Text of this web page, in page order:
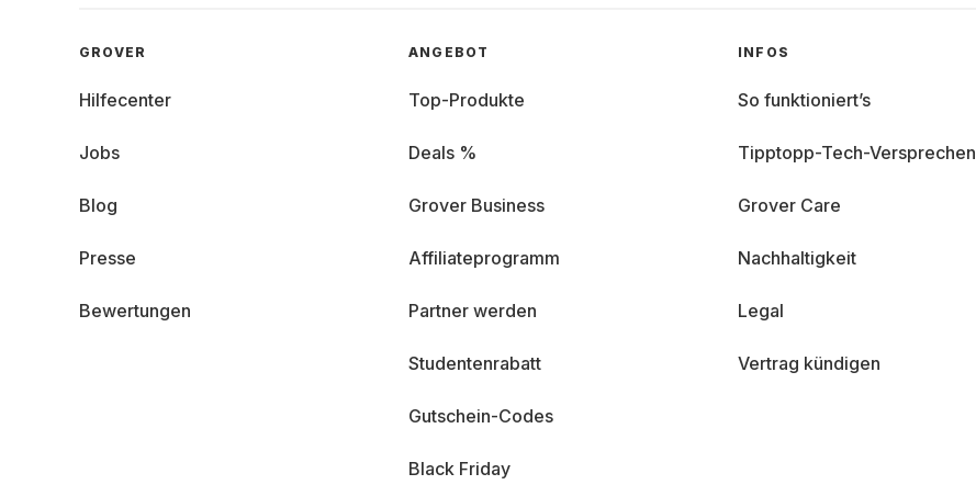
GROVER
Hilfecenter
Jobs
Blog
Presse
Bewertungen
ANGEBOT
Top-Produkte
Deals %
Grover Business
Affiliateprogramm
Partner werden
Studentenrabatt
Gutschein-Codes
Black Friday
INFOS
So funktioniert’s
Tipptopp-Tech-Versprechen
Grover Care
Nachhaltigkeit
Legal
Vertrag kündigen